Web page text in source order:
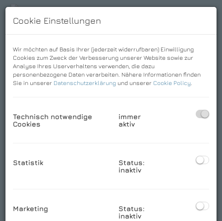
Download Expose
Basisdaten zur Immobilie
Cookie Einstellungen
Wir möchten auf Basis Ihrer (jederzeit widerrufbaren) Einwilligung
Cookies zum Zweck der Verbesserung unserer Website sowie zur
Analyse Ihres Userverhaltens verwenden, die dazu
personenbezogene Daten verarbeiten. Nähere Informationen finden
Sie in unserer Datenschutzerklärung und unserer Cookie Policy.
Technisch notwendige
Cookies
immer
aktiv
Statistik
Status:
inaktiv
Marketing
Status:
inaktiv